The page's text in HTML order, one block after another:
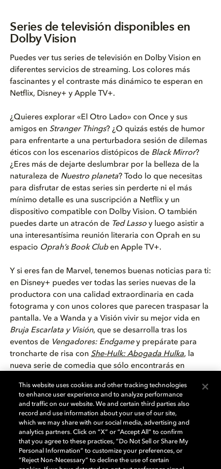
Series de televisión disponibles en
Dolby Vision
Puedes ver tus series de televisión en Dolby Vision en
diferentes servicios de streaming. Los colores más
fascinantes y el contraste más dinámico te esperan en
Netflix, Disney+ y Apple TV+.
¿Quieres explorar «El Otro Lado» con Once y sus
amigos en Stranger Things? ¿O quizás estés de humor
para enfrentarte a una perturbadora sesión de dilemas
éticos con los escenarios distópicos de Black Mirror?
¿Eres más de dejarte deslumbrar por la belleza de la
naturaleza de Nuestro planeta? Todo lo que necesitas
para disfrutar de estas series sin perderte ni el más
mínimo detalle es una suscripción a Netflix y un
dispositivo compatible con Dolby Vision. O también
puedes darte un atracón de Ted Lasso y luego asistir a
una interesantísima reunión literaria con Oprah en su
espacio Oprah’s Book Cluben Apple TV+.
Y si eres fan de Marvel, tenemos buenas noticias para ti:
en Disney+ puedes ver todas las series nuevas de la
productora con una calidad extraordinaria en cada
fotograma y con unos colores que parecen traspasar la
pantalla. Ve a Wanda y a Visión vivir su mejor vida en
Bruja Escarlata y Visión, que se desarrolla tras los
eventos de Vengadores: Endgamey prepárate para
troncharte de risa con She-Hulk: Abogada Hulka, la
nueva serie de comedia que sólo encontrarás en
Te guste lo que te guste, encontrarás algo de tu estilo
que podrás ver cuando más te apetezca, estés donde
estés. Si ir a ver una película de 90 minutos entre
semana te es imposible, pero tampoco quieres
renunciar al impresionante nivel de detalle de Dolby
Vision, la solución la tienes en las series producidas con
This website uses cookies and other tracking technologies
to enhance user experience and to analyze performance
and traffic on our website. We and certain third parties also
record and use information about your use of our site,
which we may share with our social media, advertising and
analytics partners. Click on “X” or “Accept All” to confirm
that you agree to these practices, “Do Not Sell or Share My
Personal Information” to customize your preferences, or
“Reject Non-Necessary” to decline the use of certain